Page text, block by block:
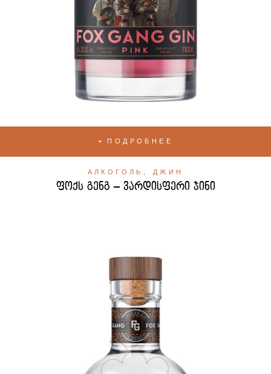
ПОДРОБНЕЕ
АЛКОГОЛЬ , ДЖИН
ფოქს გენგ – ვარდისფერი ჯინი